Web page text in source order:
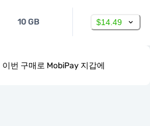
10 GB $14.49
이번 구매로 MobiPay 지갑에